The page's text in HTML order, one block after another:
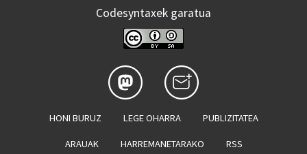
Codesyntaxek garatua
HONI BURUZ LEGE OHARRA PUBLIZITATEA
ARAUAK HARREMANETARAKO RSS